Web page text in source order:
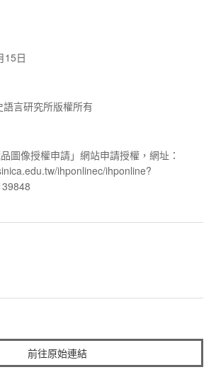
15日
言研究所版權所有
圖像授權申請」網站申請授權，網址：
ihponlinec/ihponline?
前往原始連結